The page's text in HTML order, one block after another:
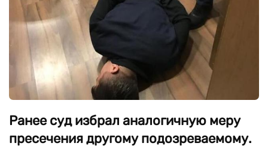
Ранее суд избрал аналогичную меру
пресечения другому подозреваемому.